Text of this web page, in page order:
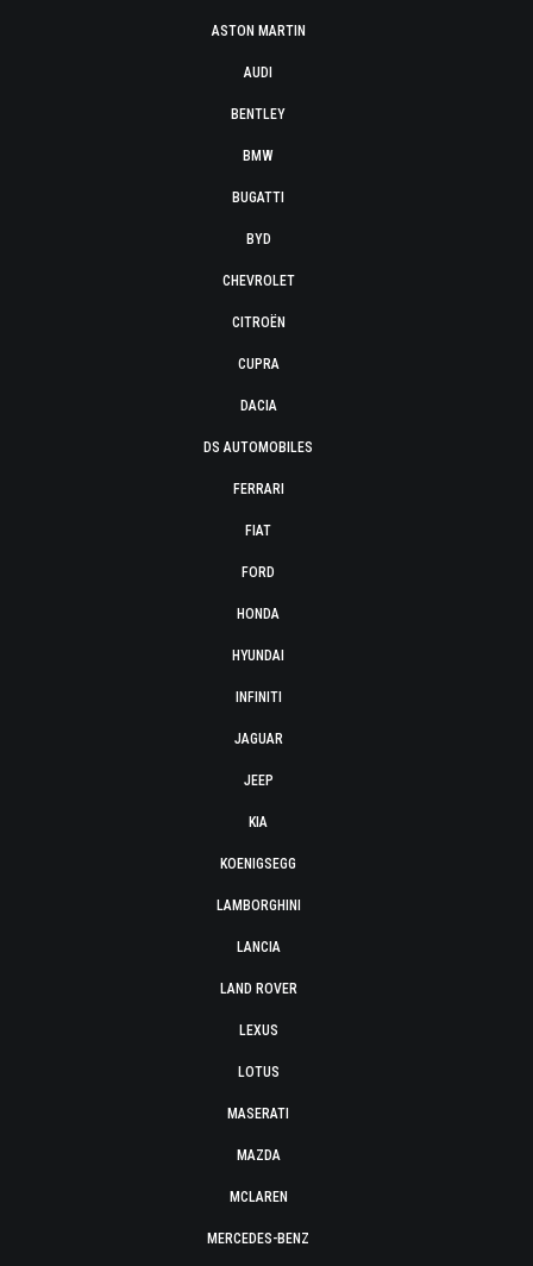
ASTON MARTIN
AUDI
BENTLEY
BMW
BUGATTI
BYD
CHEVROLET
CITROËN
CUPRA
DACIA
DS AUTOMOBILES
FERRARI
FIAT
FORD
HONDA
HYUNDAI
INFINITI
JAGUAR
JEEP
KIA
KOENIGSEGG
LAMBORGHINI
LANCIA
LAND ROVER
LEXUS
LOTUS
MASERATI
MAZDA
MCLAREN
MERCEDES-BENZ